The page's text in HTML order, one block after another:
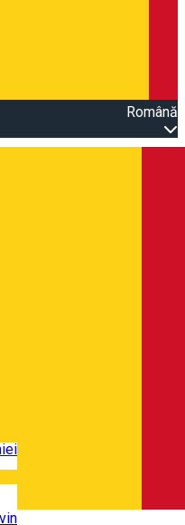
Română